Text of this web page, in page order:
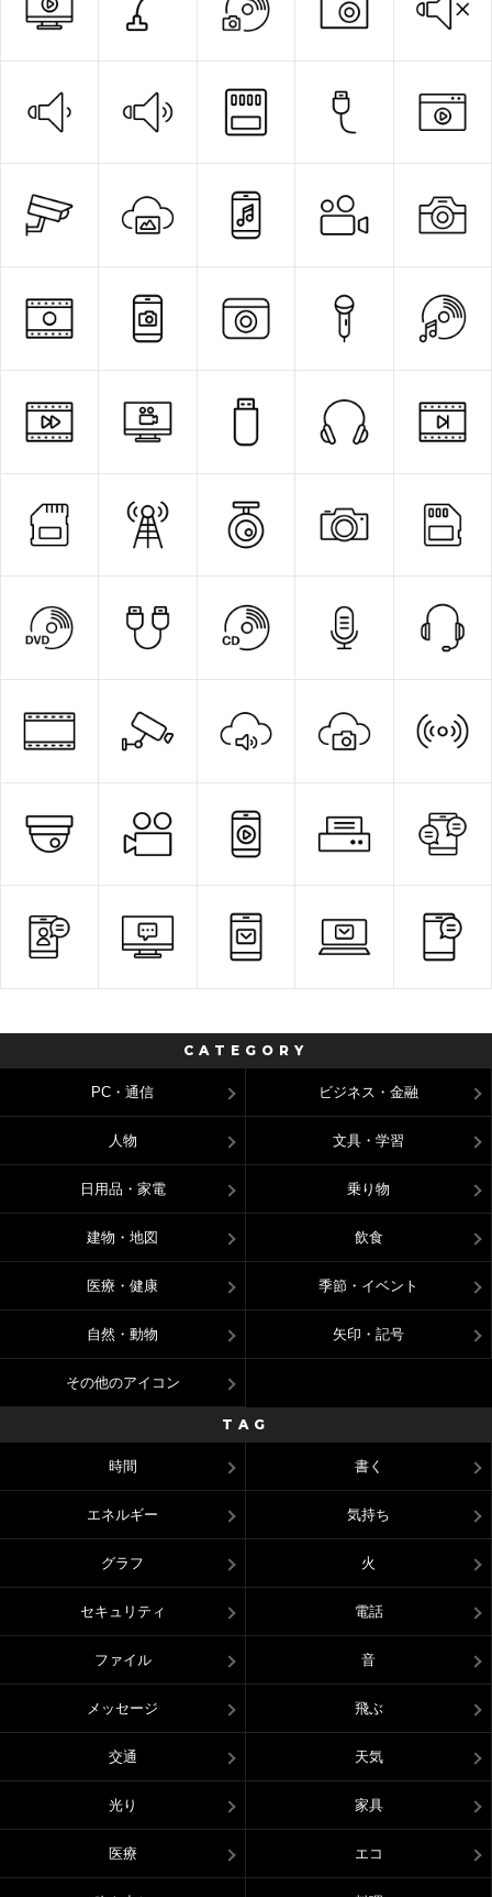
CATEGORY
PC・通信 ビジネス・金融
人物 文具・学習
日用品・家電 乗り物
建物・地図 飲食
医療・健康 季節・イベント
自然・動物 矢印・記号
その他のアイコン
TAG
時間 書く
エネルギー 気持ち
グラフ 火
セキュリティ 電話
ファイル 音
メッセージ 飛ぶ
交通 天気
光り 家具
医療 エコ